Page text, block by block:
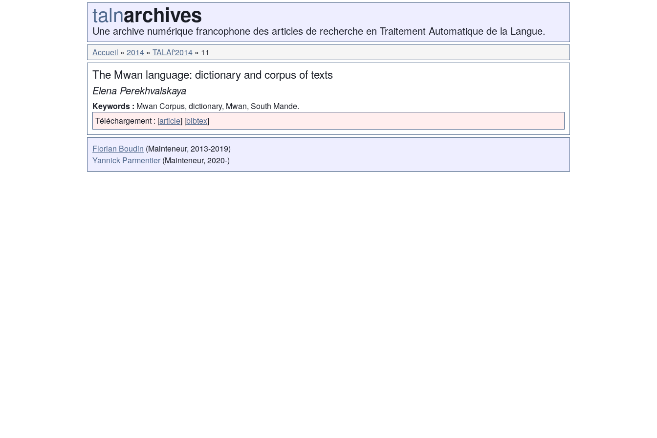
talnarchives
Une archive numérique francophone des articles de recherche en Traitement Automatique de la Langue.
Accueil 2014 TALAf'2014 11
The Mwan language: dictionary and corpus of texts
Elena Perekhvalskaya
Keywords : Mwan Corpus, dictionary, Mwan, South Mande.
Téléchargement : [article] [bibtex]
Florian Boudin (Mainteneur, 2013-2019)
Yannick Parmentier (Mainteneur, 2020-)